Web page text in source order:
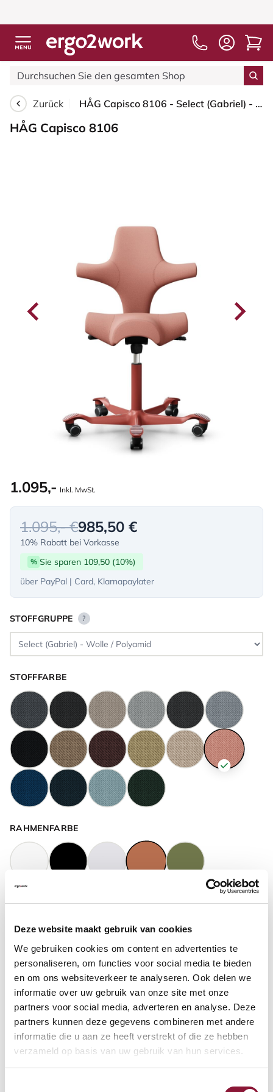
Deze website maakt gebruik van cookies
We gebruiken cookies om content en advertenties te
personaliseren, om functies voor social media te bieden
en om ons websiteverkeer te analyseren. Ook delen we
informatie over uw gebruik van onze site met onze
partners voor social media, adverteren en analyse. Deze
partners kunnen deze gegevens combineren met andere
informatie die u aan ze heeft verstrekt of die ze hebben
verzameld op basis van uw gebruik van hun services.
Zurück HÅG Capisco 8106 - Select (Gabriel) - Wolle / Polyamid - SC64213 - Light blush - Blush Rose - 150mm (Sitzhöhe 40-55cm) - Harte Rollen für weiche Böden
HÅG Capisco 8106
1.095,- Inkl. MwSt.
1.095,- €985,50 €
10% Rabatt bei Vorkasse
% Sie sparen 109,50 (10%)
über PayPal | Card, Klarnapaylater
STOFFGRUPPE ?
STOFFFARBE
RAHMENFARBE
GASFEDERHÖHE
BODENKONTAKT
FUSSRING ?